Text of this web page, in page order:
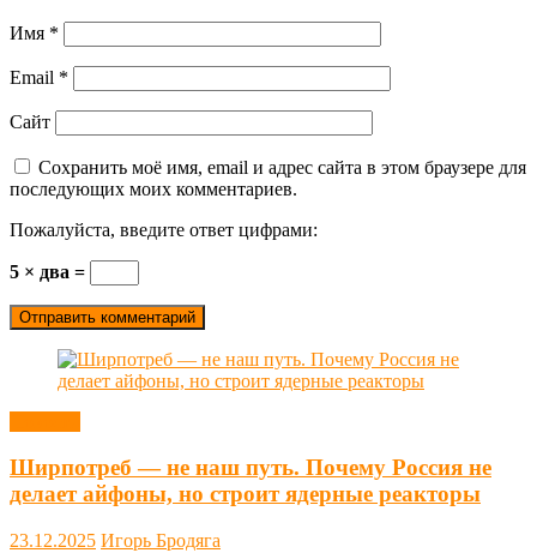
Имя *
Email *
Сайт
Сохранить моё имя, email и адрес сайта в этом браузере для
последующих моих комментариев.
Пожалуйста, введите ответ цифрами:
5 × два =
Ширпотреб — не наш путь. Почему Россия не
делает айфоны, но строит ядерные реакторы
23.12.2025 Игорь Бродяга